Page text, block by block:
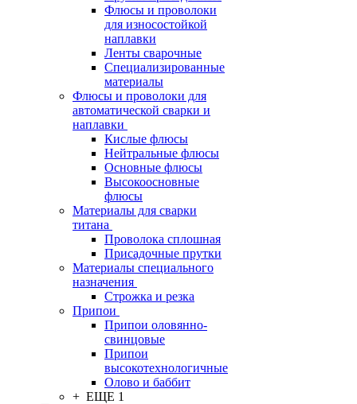
Флюсы и проволоки
для износостойкой
наплавки
Ленты сварочные
Специализированные
материалы
Флюсы и проволоки для
автоматической сварки и
наплавки
Кислые флюсы
Нейтральные флюсы
Основные флюсы
Высокоосновные
флюсы
Материалы для сварки
титана
Проволока сплошная
Присадочные прутки
Материалы специального
назначения
Строжка и резка
Припои
Припои оловянно-
свинцовые
Припои
высокотехнологичные
Олово и баббит
+ ЕЩЕ 1